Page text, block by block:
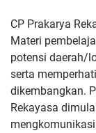
CP Prakarya
Materi
potensi daerah/
serta
dikembangkan.
Rekayasa